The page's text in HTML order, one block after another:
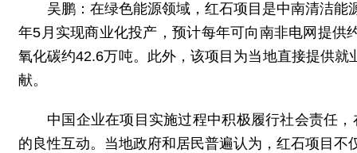
吴鹏：在绿色能源领域，红石项目是中南清洁能
年5月实现商业化投产，预计每年可向南非电网提
氧化碳约42.6万吨。此外，该项目为当地直接提供
献。
中国企业在项目实施过程中积极履行社会责任
的良性互动。 当地政府和居民普遍认为，红石项目